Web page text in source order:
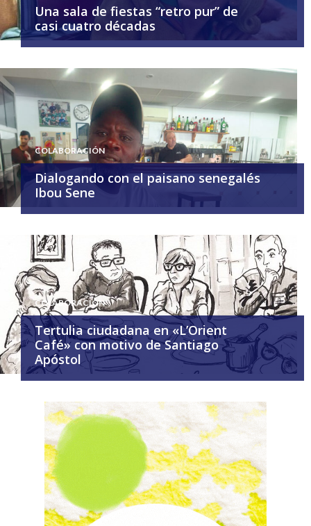
Una sala de fiestas “retro pur” de
casi cuatro décadas
COLABORACIÓN
Dialogando con el paisano senegalés
Ibou Sene
COLABORACIÓN
Tertulia ciudadana en «L’Orient
Café» con motivo de Santiago
Apóstol